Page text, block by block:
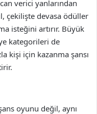
verici yanlarından
çekilişte devasa ödüller
isteğini artırır. Büyük
kategorileri de
kişi için kazanma şansı
oyunu değil, aynı